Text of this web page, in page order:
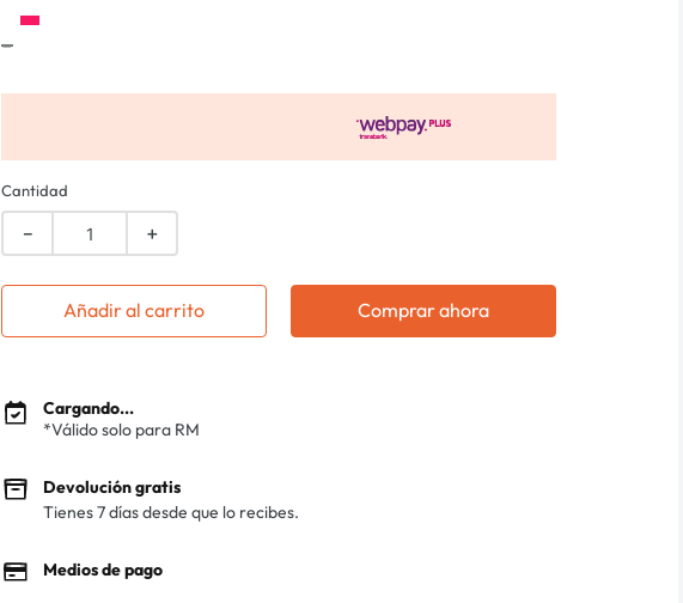
-
Cantidad
＋
－
Añadir al carrito Comprar ahora
Cargando...
*Válido solo para RM
Devolución gratis
Tienes 7 días desde que lo recibes.
Medios de pago